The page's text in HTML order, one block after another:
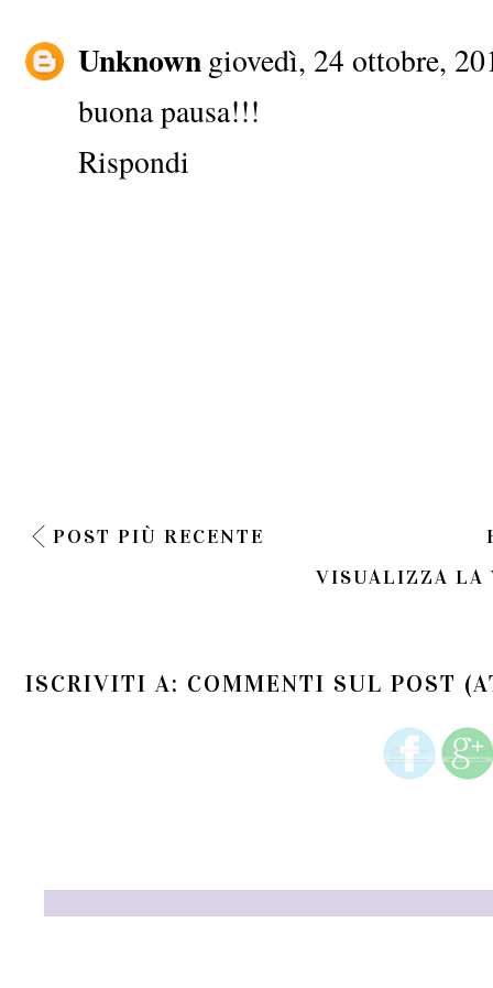
Unknown giovedì, 24 ottobre,
buona pausa!!!
Rispondi
POST PIÙ RECENTE
VISUALIZZA LA
ISCRIVITI A: COMMENTI SUL POST